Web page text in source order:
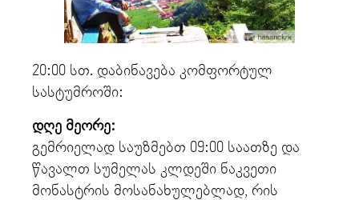
20:00 სთ. დაბინავება კომფორტულ
სასტუმროში:
დღე მეორე:
გემრიელად საუზმებთ 09:00 საათზე და
წავალთ სუმელას კლდეში ნაკვეთი
მონასტრის მოსანახულებლად, რის